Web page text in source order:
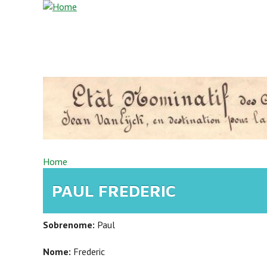
Overslaan en naar de inhoud gaan
U BENT HIER
Home
PAUL FREDERIC
Sobrenome: Paul
Nome: Frederic